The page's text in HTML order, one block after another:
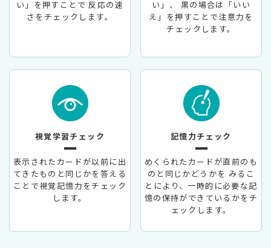
い」を押すことで 反応の速
さをチェックします。
い」、
黒の場合は「いい
え」を押すことで注意力を
チェックします。
視覚学習チェック
表示されたカードが以前に出
てきたものと同じかを答える
ことで視覚記憶力をチェック
します。
記憶力チェック
めくられたカードが直前のも
のと同じかどうかを みるこ
とにより、一時的に必要な記
憶の保持ができているかをチ
ェックします。